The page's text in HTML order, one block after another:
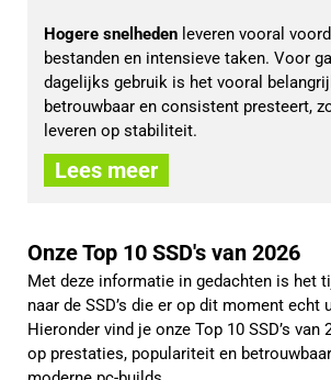
Hogere snelheden leveren vooral
bestanden en intensieve taken. Voor
dagelijks gebruik is het vooral
betrouwbaar en consistent presteert,
leveren op stabiliteit.
Lees meer
Onze Top 10 SSD's van 2026
Met deze informatie in gedachten is het
naar de SSD’s die er op dit moment echt
Hieronder vind je onze Top 10 SSD’s van
op prestaties, populariteit en